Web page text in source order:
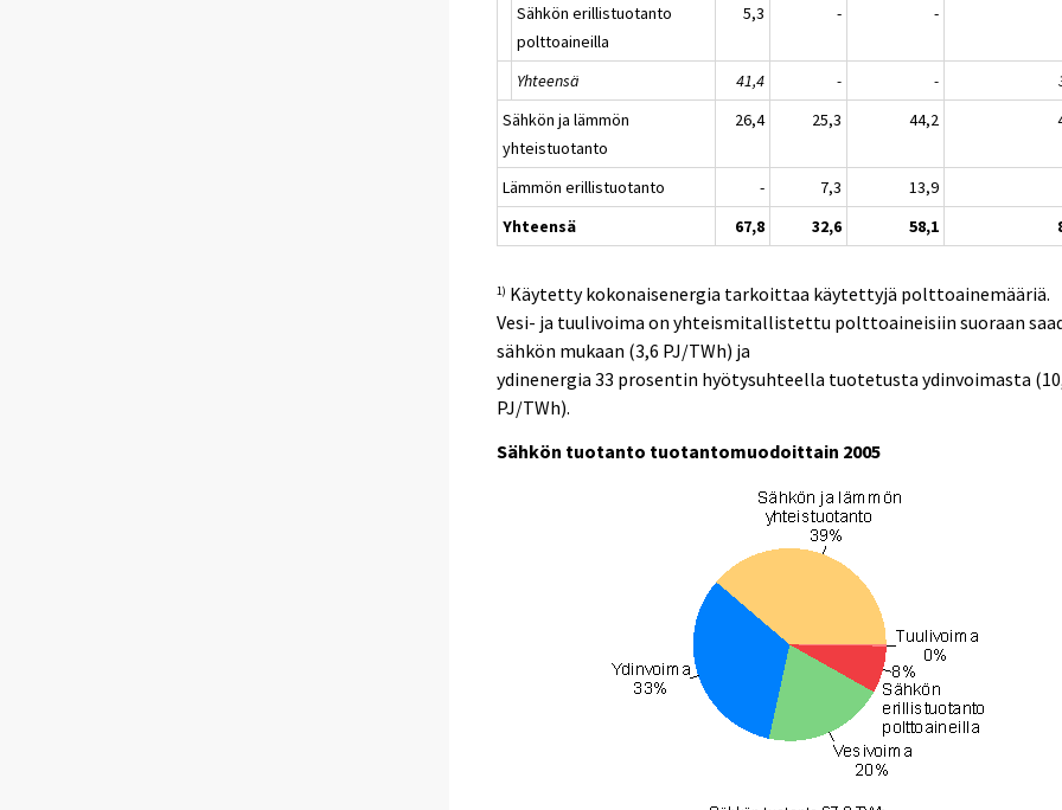
Sähkön erillistuotanto
polttoaineilla
5,3 - -
Yhteensä 41,4 - -
Sähkön ja lämmön
yhteistuotanto
26,4 25,3 44,2
Lämmön erillistuotanto - 7,3
13,9
Yhteensä
67,8 32,6 58,1
1) Käytetty kokonaisenergia tarkoittaa käytettyjä polttoainemääriä.
Vesi- ja tuulivoima on yhteismitallistettu polttoaineisiin suoraan
sähkön mukaan (3,6 PJ/TWh) ja
ydinenergia 33 prosentin hyötysuhteella tuotetusta ydinvoimasta
PJ/TWh).
Sähkön tuotanto tuotantomuodoittain 2005